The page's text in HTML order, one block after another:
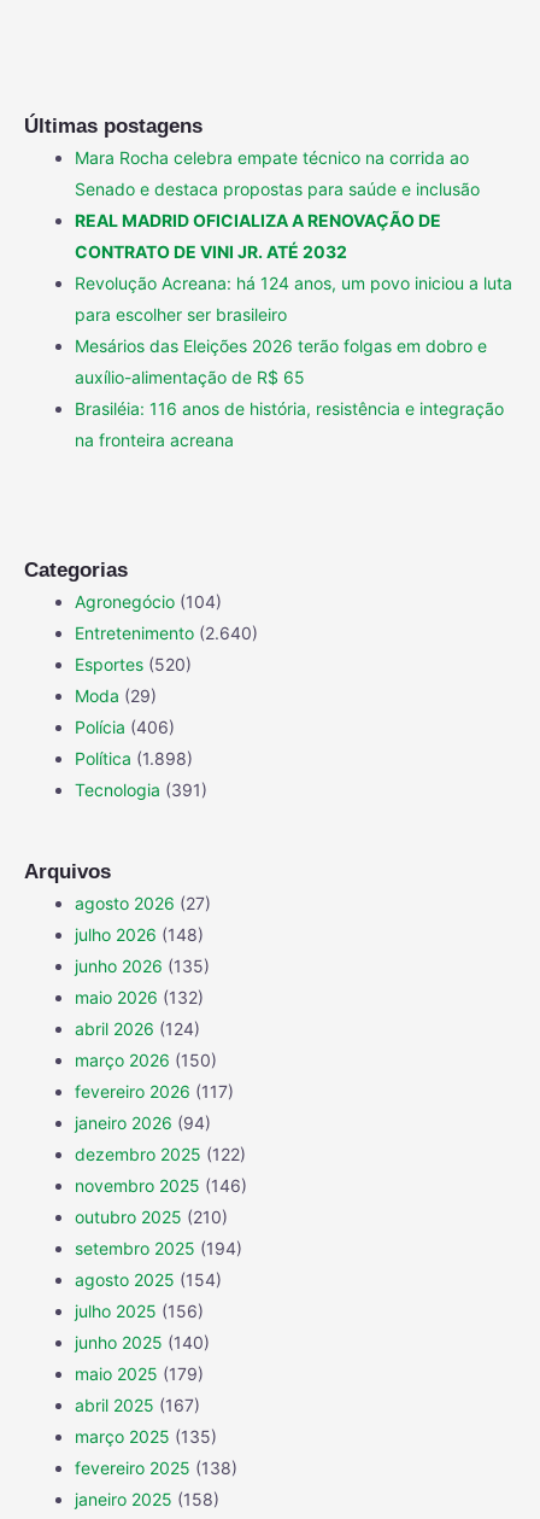
Últimas postagens
Mara Rocha celebra empate técnico na corrida ao
Senado e destaca propostas para saúde e inclusão
REAL MADRID OFICIALIZA A RENOVAÇÃO DE
CONTRATO DE VINI JR. ATÉ 2032
Revolução Acreana: há 124 anos, um povo iniciou a luta
para escolher ser brasileiro
Mesários das Eleições 2026 terão folgas em dobro e
auxílio-alimentação de R$ 65
Brasiléia: 116 anos de história, resistência e integração
na fronteira acreana
Categorias
Agronegócio (104)
Entretenimento (2.640)
Esportes (520)
Moda (29)
Polícia (406)
Política (1.898)
Tecnologia (391)
Arquivos
agosto 2026 (27)
julho 2026 (148)
junho 2026 (135)
maio 2026 (132)
abril 2026 (124)
março 2026 (150)
fevereiro 2026 (117)
janeiro 2026 (94)
dezembro 2025 (122)
novembro 2025 (146)
outubro 2025 (210)
setembro 2025 (194)
agosto 2025 (154)
julho 2025 (156)
junho 2025 (140)
maio 2025 (179)
abril 2025 (167)
março 2025 (135)
fevereiro 2025 (138)
janeiro 2025 (158)